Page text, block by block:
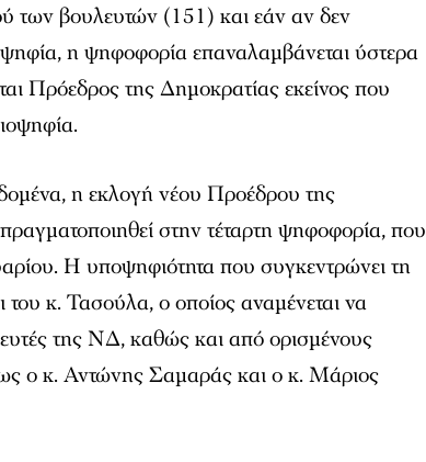
των βουλευτών (151) και εάν αν δεν
η ψηφοφορία επαναλαμβάνεται ύστερα
Πρόεδρος της Δημοκρατίας εκείνος που
η εκλογή νέου Προέδρου της
στην τέταρτη ψηφοφορία, που
Η υποψηφιότητα που συγκεντρώνει τη
του κ. Τασούλα, ο οποίος αναμένεται να
της ΝΔ, καθώς και από ορισμένους
ο κ. Αντώνης Σαμαράς και ο κ. Μάριος